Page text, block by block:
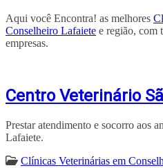
Aqui você Encontra! as melhores
Conselheiro Lafaiete e região, com
empresas.
Centro Veterinário
Prestar atendimento e socorro aos
Lafaiete.
Clínicas Veterinárias em